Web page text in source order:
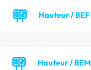
Hauteur / BEF
Hauteur / BEM